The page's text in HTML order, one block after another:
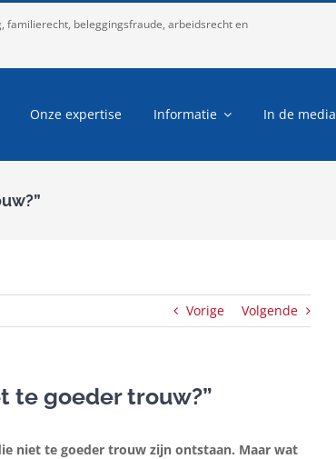
familierecht, beleggingsfraude, arbeidsrecht en
Onze expertise Informatie In de media
Vorige Volgende
te goeder trouw?”
niet te goeder trouw zijn ontstaan. Maar wat